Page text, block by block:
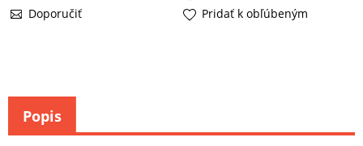
Doporučiť
Pridať k obľúbeným
Popis